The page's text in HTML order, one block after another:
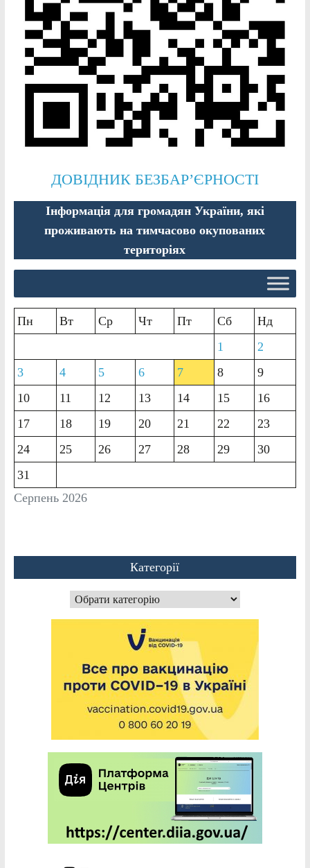
ДОВІДНИК БЕЗБАР’ЄРНОСТІ
Інформація для громадян України, які
проживають на тимчасово окупованих
територіях
Серпень 2026
Пн Вт Ср Чт Пт Сб
Нд
1
2
3
4 5 6 7 8
9
10
11 12 13 14 15
16
17
18 19 20 21 22
23
24
25 26 27 28 29
30
31
Категорії
Категорії